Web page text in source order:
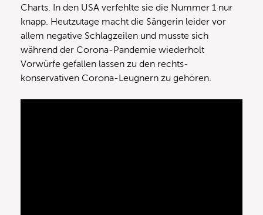
Charts. In den USA verfehlte sie die Nummer 1 nur
knapp. Heutzutage macht die Sängerin leider vor
allem negative Schlagzeilen und musste sich
während der Corona-Pandemie wiederholt
Vorwürfe gefallen lassen zu den rechts-
konservativen Corona-Leugnern zu gehören.